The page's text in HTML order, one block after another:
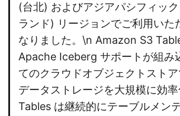
(台北) およびアジアパシフィッ
ランド) リージョンでご利用いた
なりました。\n Amazon S3
Apache Iceberg サポートが組み
てのクラウドオブジェクトスト
データストレージを大規模に効
Tables は継続的にテーブルメン